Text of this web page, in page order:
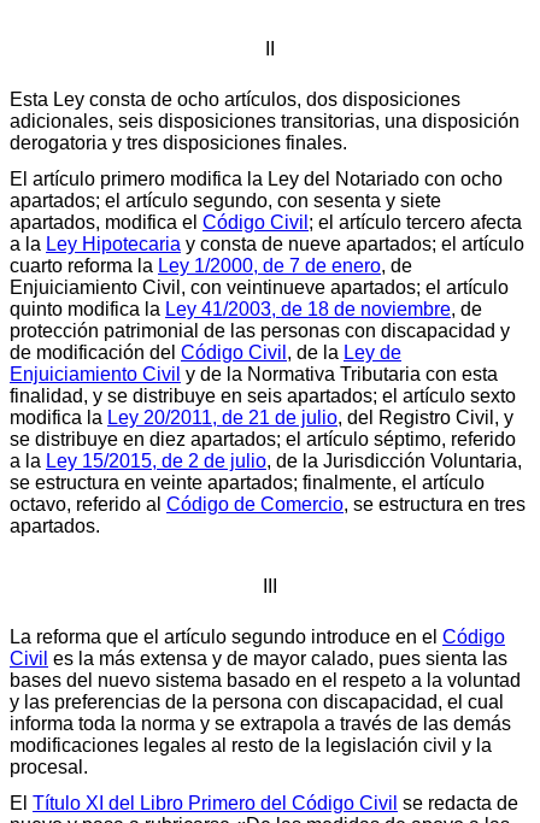
Esta Ley consta de ocho artículos, dos disposiciones
adicionales, seis disposiciones transitorias, una disposición
derogatoria y tres disposiciones finales.
El artículo primero modifica la Ley del Notariado con ocho
apartados; el artículo segundo, con sesenta y siete
apartados, modifica el Código Civil ; el artículo tercero afecta
a la Ley Hipotecaria y consta de nueve apartados; el artículo
cuarto reforma la Ley 1/2000, de 7 de enero, de
Enjuiciamiento Civil, con veintinueve apartados; el artículo
quinto modifica la Ley 41/2003, de 18 de noviembre, de
protección patrimonial de las personas con discapacidad y
de modificación del Código Civil , de la Ley de
Enjuiciamiento Civil y de la Normativa Tributaria con esta
finalidad, y se distribuye en seis apartados; el artículo sexto
modifica la Ley 20/2011, de 21 de julio, del Registro Civil, y
se distribuye en diez apartados; el artículo séptimo, referido
a la Ley 15/2015, de 2 de julio, de la Jurisdicción Voluntaria,
se estructura en veinte apartados; finalmente, el artículo
octavo, referido al Código de Comercio, se estructura en tres
apartados.
La reforma que el artículo segundo introduce en el Código
Civil es la más extensa y de mayor calado, pues sienta las
bases del nuevo sistema basado en el respeto a la voluntad
y las preferencias de la persona con discapacidad, el cual
informa toda la norma y se extrapola a través de las demás
modificaciones legales al resto de la legislación civil y la
procesal.
El Título XI del Libro Primero del Código Civil se redacta de